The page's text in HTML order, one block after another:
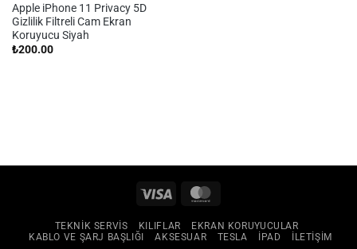
Apple iPhone 11 Privacy 5D
Gizlilik Filtreli Cam Ekran
Koruyucu Siyah
₺200.00
Visa
TEKNIK SERVIS KILIFLAR
EKRAN KORUYUCULAR
KABLO VE ŞARJ BAŞLIĞI
AKSESUAR TESLA IPAD ILETIŞIM